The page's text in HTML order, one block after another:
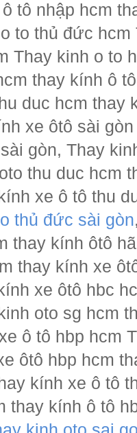
tô nhập hcm
to thủ đức
Thay kinh o to
thay kính ô
duc hcm thay
xe ôtô sài
gòn, Thay
thu duc hcm
xe ô tô thu
thủ đức sài gòn
thay kính ôtô
thay kính xe
xe ôtô hbc
oto sg hcm
ô tô hbp hcm
ôtô hbp hcm
kính xe ô tô
thay kính ô tô